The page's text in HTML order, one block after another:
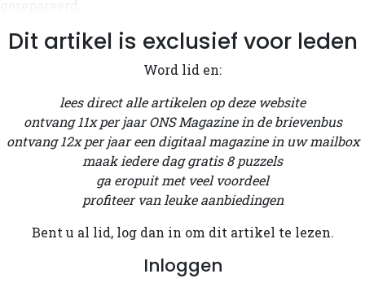
Dit artikel is exclusief voor leden
Word lid en:
lees direct alle artikelen op deze website
ontvang 11x per jaar ONS Magazine in de brievenbus
ontvang 12x per jaar een digitaal magazine in uw mailbox
maak iedere dag gratis 8 puzzels
ga eropuit met veel voordeel
profiteer van leuke aanbiedingen
Bent u al lid, log dan in om dit artikel te lezen.
Inloggen